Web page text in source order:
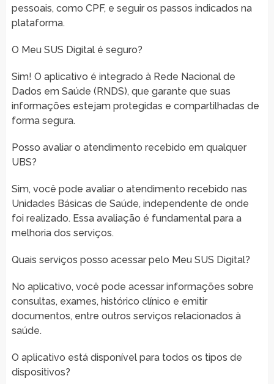
pessoais, como CPF, e seguir os passos indicados na
plataforma.
O Meu SUS Digital é seguro?
Sim! O aplicativo é integrado à Rede Nacional de
Dados em Saúde (RNDS), que garante que suas
informações estejam protegidas e compartilhadas de
forma segura.
Posso avaliar o atendimento recebido em qualquer
UBS?
Sim, você pode avaliar o atendimento recebido nas
Unidades Básicas de Saúde, independente de onde
foi realizado. Essa avaliação é fundamental para a
melhoria dos serviços.
Quais serviços posso acessar pelo Meu SUS Digital?
No aplicativo, você pode acessar informações sobre
consultas, exames, histórico clínico e emitir
documentos, entre outros serviços relacionados à
saúde.
O aplicativo está disponível para todos os tipos de
dispositivos?